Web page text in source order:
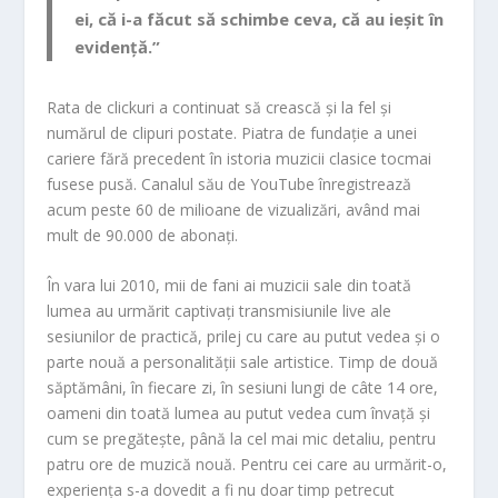
ei, că i-a făcut să schimbe ceva, că au ieșit în
evidență.”
Rata de clickuri a continuat să crească și la fel și
numărul de clipuri postate. Piatra de fundație a unei
cariere fără precedent în istoria muzicii clasice tocmai
fusese pusă. Canalul său de YouTube înregistrează
acum peste 60 de milioane de vizualizări, având mai
mult de 90.000 de abonați.
În vara lui 2010, mii de fani ai muzicii sale din toată
lumea au urmărit captivați transmisiunile live ale
sesiunilor de practică, prilej cu care au putut vedea și o
parte nouă a personalității sale artistice. Timp de două
săptămâni, în fiecare zi, în sesiuni lungi de câte 14 ore,
oameni din toată lumea au putut vedea cum învață și
cum se pregătește, până la cel mai mic detaliu, pentru
patru ore de muzică nouă. Pentru cei care au urmărit-o,
experiența s-a dovedit a fi nu doar timp petrecut